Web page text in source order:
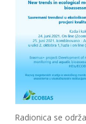
Radionica se